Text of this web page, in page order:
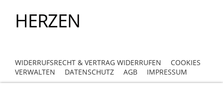
HERZEN
WIDERRUFSRECHT & VERTRAG WIDERRUFEN
COOKIES
VERWALTEN
DATENSCHUTZ AGB
IMPRESSUM